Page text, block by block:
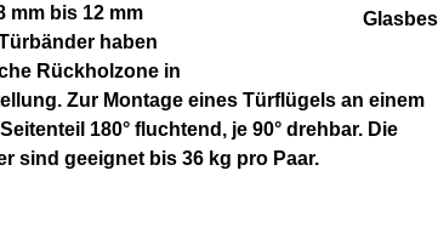
mm bis 12 mm
haben
Rückholzone in
Zur Montage eines Türflügels an einem
180° fluchtend, je 90° drehbar. Die
sind geeignet bis 36 kg pro Paar.